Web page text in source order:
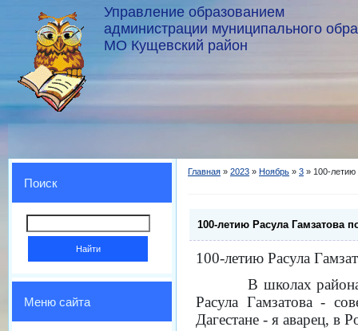
Управление образованием
администрации муниципального
МО Кущевский район
Поиск
Меню сайта
Главная » 2023 » Ноябрь » 3 » 100-летию
100-летию Расула Гамзатова
100-летию Расула
В школах района
Расула Гамзатова -
Дагестане - я аварец, в